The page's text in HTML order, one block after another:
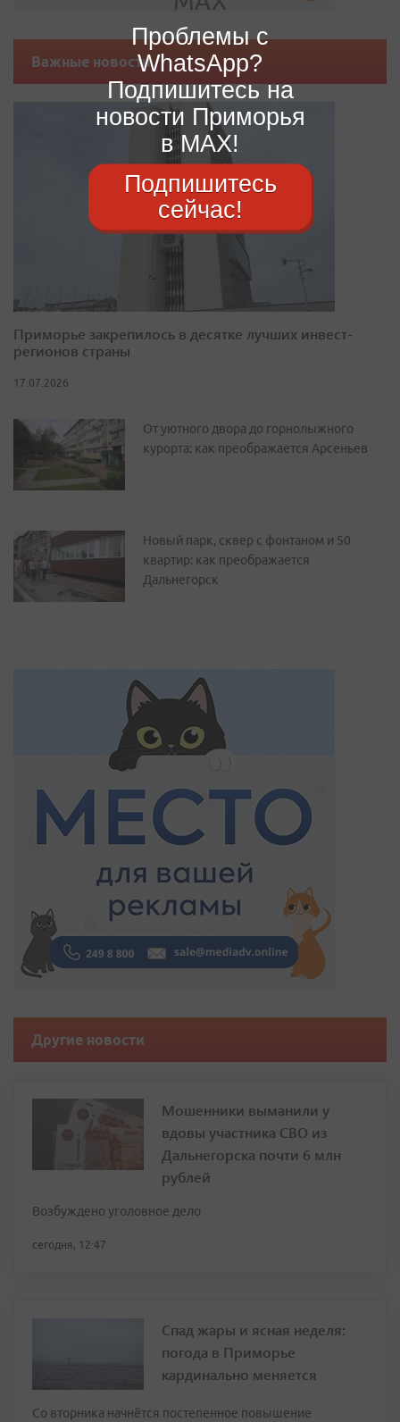
Важные новости
Приморье закрепилось в десятке лучших инвест-
регионов страны
17.07.2026
От уютного двора до горнолыжного
курорта: как преображается Арсеньев
Новый парк, сквер с фонтаном и 50
квартир: как преображается
Дальнегорск
Другие новости
Мошенники выманили у
вдовы участника СВО из
Дальнегорска почти 6 млн
рублей
Возбуждено уголовное дело
сегодня, 12:47
Спад жары и ясная неделя:
погода в Приморье
кардинально меняется
Со вторника начнётся постепенное повышение
Проблемы с
WhatsApp?
Подпишитесь на
новости Приморья
в MAX!
Подпишитесь
сейчас!